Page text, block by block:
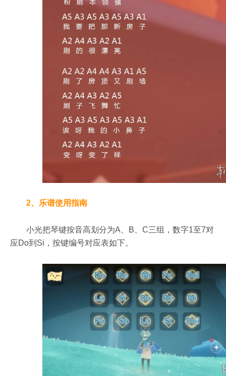
2、乐谱使用指南
小光把琴键按音高划分为A、B、C三组，数字1至7对
应Do到Si，按键编号对应表如下。